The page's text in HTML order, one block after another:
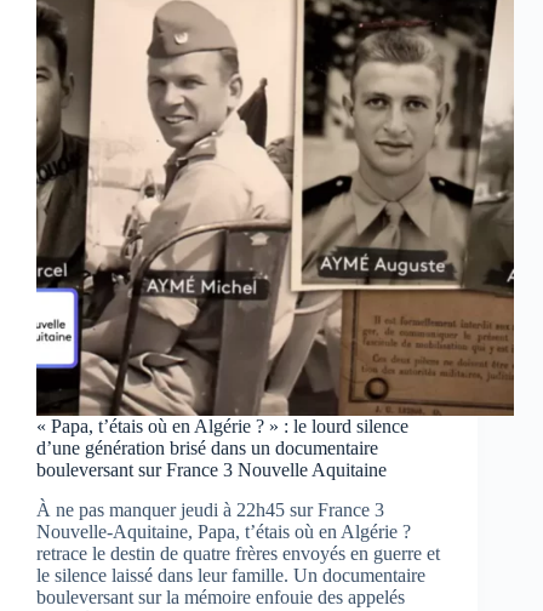
Aquitaine
exhume
l’incendie
qui
a
fait
trembler
les
Landes
en
1949
« Papa, t’étais où en Algérie ? » : le lourd silence
d’une génération brisé dans un documentaire
bouleversant sur France 3 Nouvelle Aquitaine
À ne pas manquer jeudi à 22h45 sur France 3
Nouvelle-Aquitaine, Papa, t’étais où en Algérie ?
retrace le destin de quatre frères envoyés en guerre et
le silence laissé dans leur famille. Un documentaire
bouleversant sur la mémoire enfouie des appelés